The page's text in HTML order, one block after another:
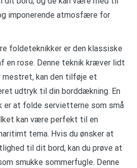
imponerende atmosfære for
foldeteknikker er den klassiske
en rose. Denne teknik kræver lidt
mestret, kan den tilføje et
udtryk til din borddækning. En
er at folde servietterne som små
kan være perfekt til en
tema. Hvis du ønsker at
til dit bord, kan du prøve at
smukke sommerfugle. Denne